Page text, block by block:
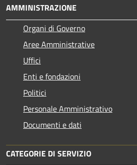
AMMINISTRAZIONE
Organi di Governo
Aree Amministrative
Uffici
Enti e fondazioni
Politici
Personale Amministrativo
Documenti e dati
CATEGORIE DI SERVIZIO